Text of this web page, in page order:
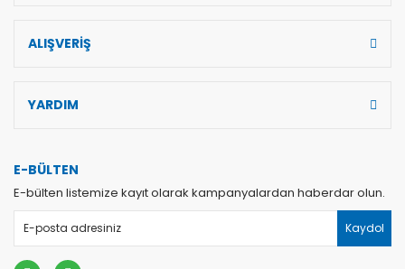
ALIŞVERİŞ
YARDIM
E-BÜLTEN
E-bülten listemize kayıt olarak kampanyalardan haberdar olun.
Kaydol